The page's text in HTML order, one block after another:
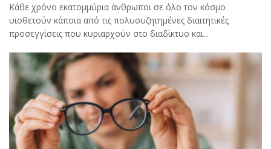
Κάθε χρόνο εκατομμύρια άνθρωποι σε όλο τον κόσμο
υιοθετούν κάποια από τις πολυσυζητημένες διαιτητικές
προσεγγίσεις που κυριαρχούν στο διαδίκτυο και...